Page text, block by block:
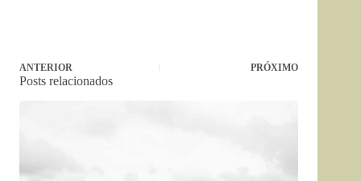
ANTERIOR PRÓXIMO
Posts relacionados